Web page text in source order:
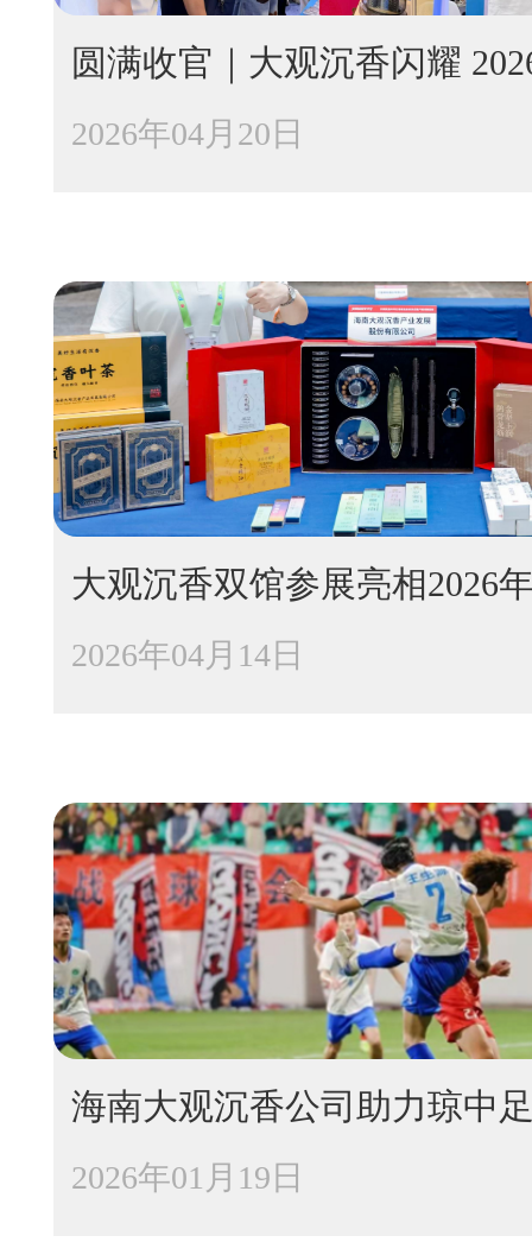
圆满收官｜大观沉香闪耀
2026年04月20日
大观沉香双馆参展亮相2026
2026年04月14日
海南大观沉香公司助力琼中
2026年01月19日